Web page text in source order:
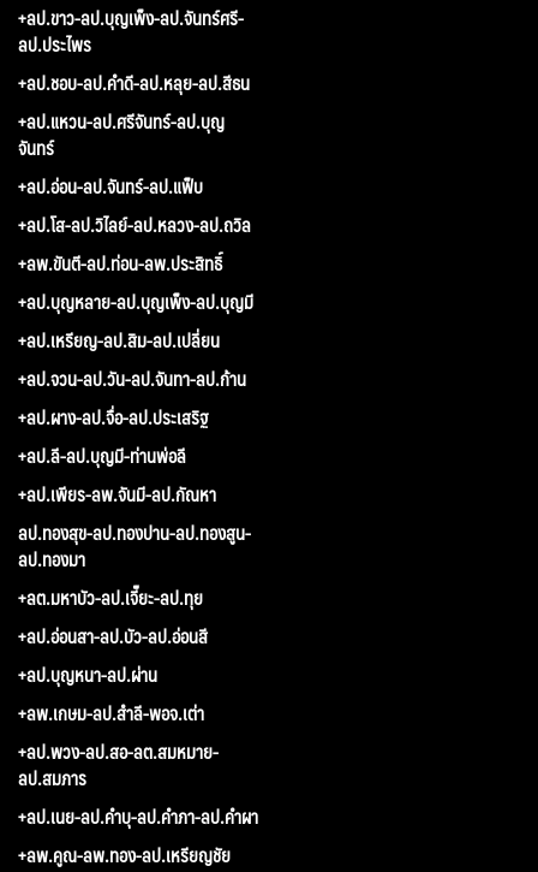
+ลป.ขาว-ลป.บุญเพ็ง-ลป.จันทร์ศรี-
ลป.ประไพร
+ลป.ชอบ-ลป.คำดี-ลป.หลุย-ลป.สีธน
+ลป.แหวน-ลป.ศรีจันทร์-ลป.บุญ
จันทร์
+ลป.อ่อน-ลป.จันทร์-ลป.แฟ็บ
+ลป.โส-ลป.วิไลย์-ลป.หลวง-ลป.ถวิล
+ลพ.ขันตี-ลป.ท่อน-ลพ.ประสิทธิ์
+ลป.บุญหลาย-ลป.บุญเพ็ง-ลป.บุญมี
+ลป.เหรียญ-ลป.สิม-ลป.เปลี่ยน
+ลป.จวน-ลป.วัน-ลป.จันทา-ลป.ก้าน
+ลป.ผาง-ลป.จื่อ-ลป.ประเสริฐ
+ลป.ลี-ลป.บุญมี-ท่านพ่อลี
+ลป.เพียร-ลพ.จันมี-ลป.กัณหา
ลป.ทองสุข-ลป.ทองปาน-ลป.ทองสูน-
ลป.ทองมา
+ลต.มหาบัว-ลป.เจี๊ยะ-ลป.ทุย
+ลป.อ่อนสา-ลป.บัว-ลป.อ่อนสี
+ลป.บุญหนา-ลป.ผ่าน
+ลพ.เกษม-ลป.สำลี-พอจ.เต่า
+ลป.พวง-ลป.สอ-ลต.สมหมาย-
ลป.สมภาร
+ลป.เนย-ลป.คำบุ-ลป.คำภา-ลป.คำผา
+ลพ.คูณ-ลพ.ทอง-ลป.เหรียญชัย